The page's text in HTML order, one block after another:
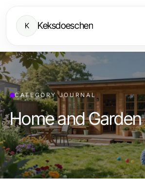
K Keksdoeschen
CATEGORY JOURNAL
Home and Garden